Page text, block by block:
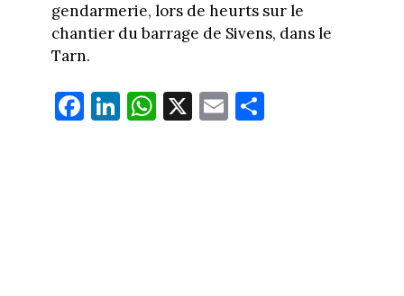
gendarmerie, lors de heurts sur le
chantier du barrage de Sivens, dans le
Tarn.
Fa
ce
Li
nk
W
ha
X E
m
Pa
rt